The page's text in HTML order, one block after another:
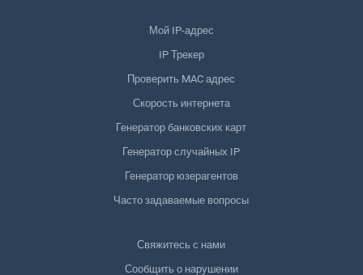
Мой IP-адрес
IP Трекер
Проверить MAC адрес
Скорость интернета
Генератор банковских карт
Генератор случайных IP
Генератор юзерагентов
Часто задаваемые вопросы
Свяжитесь с нами
Сообщить о нарушении